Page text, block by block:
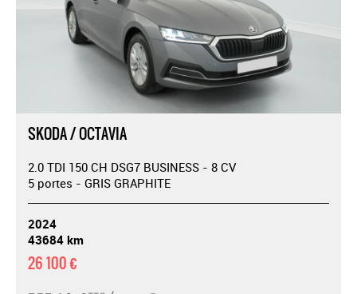
SKODA / OCTAVIA
2.0 TDI 150 CH DSG7 BUSINESS - 8 CV
5 portes - GRIS GRAPHITE
2024
43684 km
26 100 €